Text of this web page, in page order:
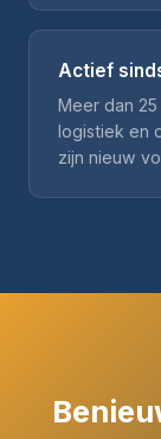
Actief
Meer dan
logistiek en
zijn nieuw